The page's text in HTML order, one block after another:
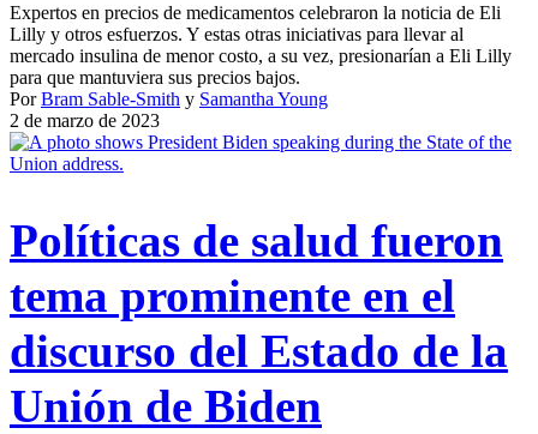
Expertos en precios de medicamentos celebraron la noticia de Eli
Lilly y otros esfuerzos. Y estas otras iniciativas para llevar al
mercado insulina de menor costo, a su vez, presionarían a Eli Lilly
para que mantuviera sus precios bajos.
PorBram Sable-Smith y Samantha Young
2 de marzo de 2023
Políticas de salud fueron
tema prominente en el
discurso del Estado de la
Unión de Biden